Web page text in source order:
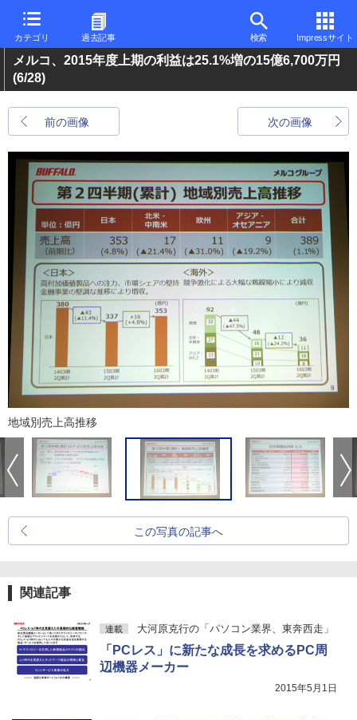
カテゴリ 過去記事 検索 Impressサイト
メルコ、2015年度上期の利益は25.1%増の15億6,700万円
(6/28)
前の画像 次の画像
地域別売上高推移
この写真の記事へ
関連記事
連載 大河原克行の「パソコン業界、東奔西走」
「PCレス」に新たな成長を求めるPC周
辺機器メーカー
2015年5月1日